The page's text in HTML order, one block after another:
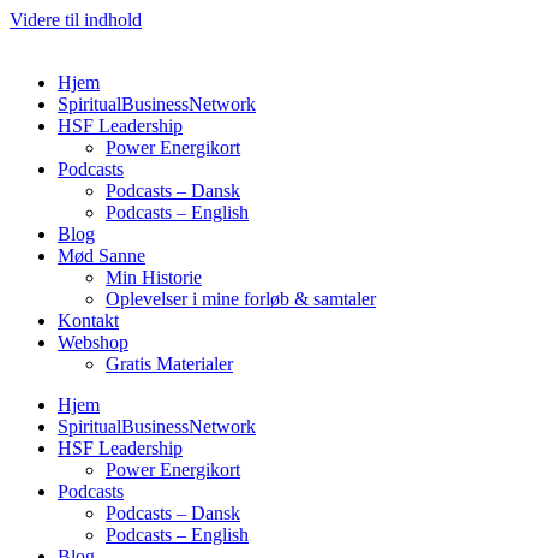
Videre til indhold
Hjem
SpiritualBusinessNetwork
HSF Leadership
Power Energikort
Podcasts
Podcasts – Dansk
Podcasts – English
Blog
Mød Sanne
Min Historie
Oplevelser i mine forløb & samtaler
Kontakt
Webshop
Gratis Materialer
Hjem
SpiritualBusinessNetwork
HSF Leadership
Power Energikort
Podcasts
Podcasts – Dansk
Podcasts – English